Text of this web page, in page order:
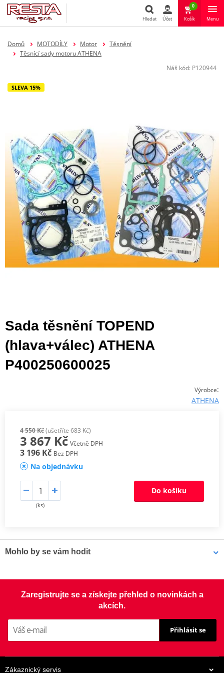
Hledat Účet
0
Košík Menu
Domů MOTODÍLY Motor
Těsnění
Těsnící sady motoru ATHENA
Náš kód: P120944
SLEVA 15%
Sada těsnění TOPEND
(hlava+válec) ATHENA
P400250600025
Výrobce:
ATHENA
4 550 Kč(ušetříte 683 Kč)
3 867 Kč Včetně DPH
3 196 Kč Bez DPH
Na objednávku
(ks)
Do košíku
Mohlo by se vám hodit
Zaregistrujte se a získejte přehled o novinkách a
akcích.
Přihlásit se
Zákaznický servis